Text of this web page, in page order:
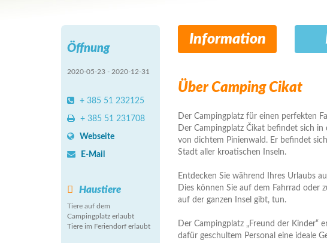
Öffnung
2020-05-23 - 2020-12-31
+ 385 51 232125
+ 385 51 231708
Webseite
E-Mail
Haustiere
Tiere auf dem
Campingplatz erlaubt
Tiere im Feriendorf erlaubt
Information
Über Camping Cikat
Der Campingplatz für einen perfekten
Der Campingplatz Čikat befindet sich
von dichtem Pinienwald. Er befindet
Stadt aller kroatischen Inseln.
Entdecken Sie während Ihres Urlaubs
Dies können Sie auf dem Fahrrad oder
auf der ganzen Insel gibt, tun.
Der Campingplatz „Freund der
dafür geschultem Personal eine ideale